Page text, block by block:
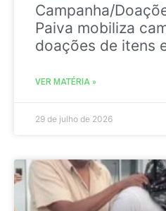
Campanha/
Paiva mobiliza
doações de itens
VER MATÉRIA »
29 de julho de 2026